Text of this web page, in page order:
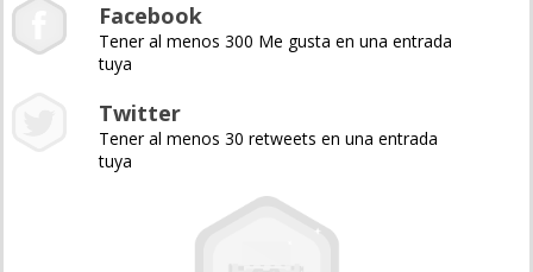
Facebook
Tener al menos 300 Me gusta en una entrada
tuya
Twitter
Tener al menos 30 retweets en una entrada
tuya